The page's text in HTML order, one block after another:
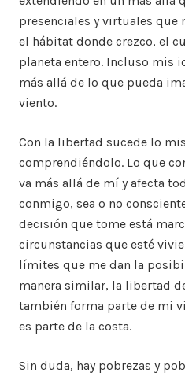
presenciales y virtuales que
el hábitat donde crezco, el
planeta entero. Incluso mis
más allá de lo que pueda
viento.
Con la libertad sucede lo
comprendiéndolo. Lo que
va más allá de mí y afecta
conmigo, sea o no
decisión que tome está
circunstancias que esté
límites que me dan la
manera similar, la libertad
también forma parte de mi
es parte de la costa.
Sin duda, hay pobrezas y